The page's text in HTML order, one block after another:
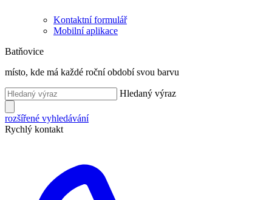
Kontaktní formulář
Mobilní aplikace
Batňovice
místo, kde má každé roční období svou barvu
Hledaný výraz
rozšířené vyhledávání
Rychlý kontakt